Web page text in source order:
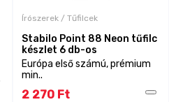
Írószerek / Tűfilcek
Stabilo Point 88 Neon tűfilc
készlet 6 db-os
Európa első számú, prémium
min..
2 270 Ft